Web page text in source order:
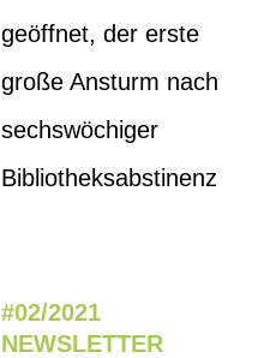
geöffnet, der erste
große Ansturm nach
sechswöchiger
Bibliotheksabstinenz
#02/2021
NEWSLETTER